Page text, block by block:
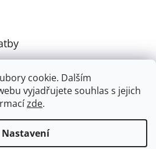
cookie. Dalším
vyjadřujete souhlas s jejich
zde.
Nastavení